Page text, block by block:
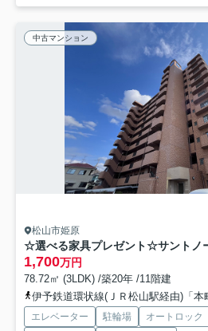
中古マンション
松山市姫原
1,700万円
78.72㎡ (3LDK) /築20年 /11階建
伊予鉄道環状線(ＪＲ松山駅経由)「
エレベーター 駐輪場 オートロック